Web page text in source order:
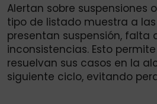
Alertan sobre suspensiones
tipo de listado muestra a
presentan suspensión, falta
inconsistencias. Esto
resuelvan sus casos en la
siguiente ciclo, evitando